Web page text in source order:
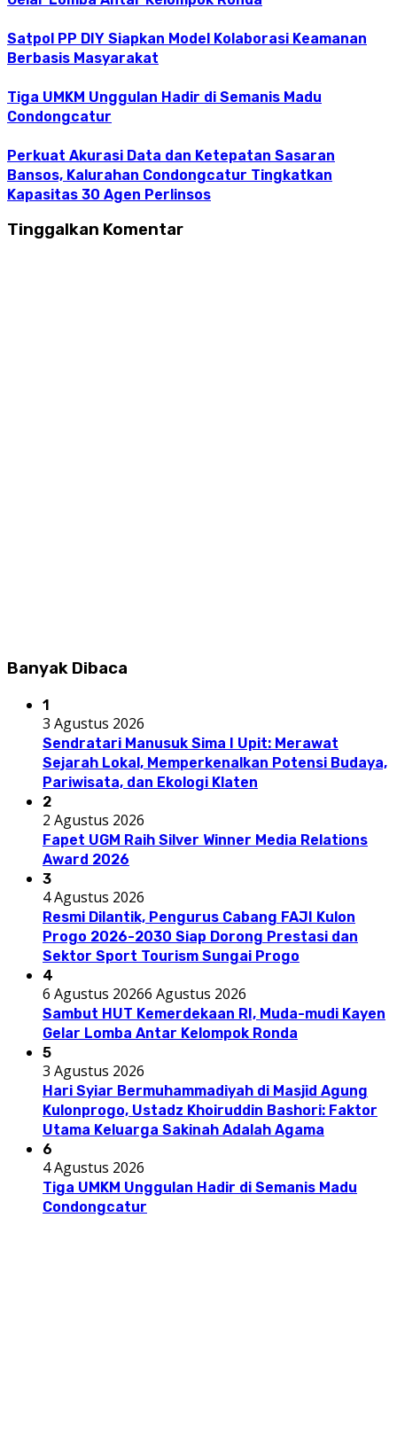
Satpol PP DIY Siapkan Model Kolaborasi Keamanan
Berbasis Masyarakat
Tiga UMKM Unggulan Hadir di Semanis Madu
Condongcatur
Perkuat Akurasi Data dan Ketepatan Sasaran
Bansos, Kalurahan Condongcatur Tingkatkan
Kapasitas 30 Agen Perlinsos
Tinggalkan Komentar
Banyak Dibaca
1
3 Agustus 2026
Sendratari Manusuk Sima I Upit: Merawat
Sejarah Lokal, Memperkenalkan Potensi Budaya,
Pariwisata, dan Ekologi Klaten
2
2 Agustus 2026
Fapet UGM Raih Silver Winner Media Relations
Award 2026
3
4 Agustus 2026
Resmi Dilantik, Pengurus Cabang FAJI Kulon
Progo 2026-2030 Siap Dorong Prestasi dan
Sektor Sport Tourism Sungai Progo
4
6 Agustus 20266 Agustus 2026
Sambut HUT Kemerdekaan RI, Muda-mudi Kayen
Gelar Lomba Antar Kelompok Ronda
5
3 Agustus 2026
Hari Syiar Bermuhammadiyah di Masjid Agung
Kulonprogo, Ustadz Khoiruddin Bashori: Faktor
Utama Keluarga Sakinah Adalah Agama
6
4 Agustus 2026
Tiga UMKM Unggulan Hadir di Semanis Madu
Condongcatur